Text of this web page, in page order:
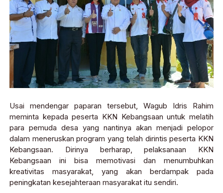
Usai mendengar paparan tersebut, Wagub Idris Rahim
meminta kepada peserta KKN Kebangsaan untuk melatih
para pemuda desa yang nantinya akan menjadi pelopor
dalam meneruskan program yang telah dirintis peserta KKN
Kebangsaan. Dirinya berharap, pelaksanaan KKN
Kebangsaan ini bisa memotivasi dan menumbuhkan
kreativitas masyarakat, yang akan berdampak pada
peningkatan kesejahteraan masyarakat itu sendiri.